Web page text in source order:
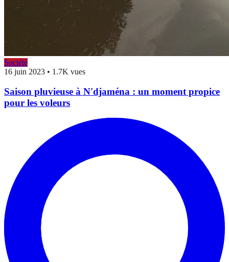
Société
16 juin 2023 • 1.7K vues
Saison pluvieuse à N'djaména : un moment propice
pour les voleurs